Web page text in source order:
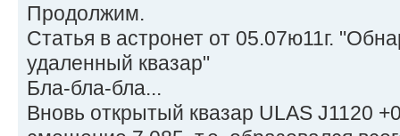
Продолжим.
Статья в астронет от 05.07ю11г.
удаленный квазар"
Бла-бла-бла...
Вновь открытый квазар ULAS J1120